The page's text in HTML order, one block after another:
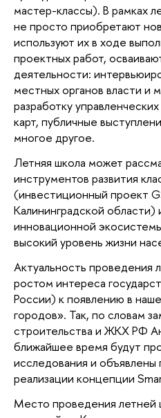
мастер-классы). В рамках
не просто приобретают
используют их в ходе
проектных работ,
деятельности:
местных органов власти и
разработку
карт, публичные
многое другое.
Летняя школа может
инструментов развития
(инвестиционный проект
Калининградской области)
инновационной
высокий уровень жизни
Актуальность проведения
ростом интереса
России) к появлению в
городов». Так, по словам
строительства и ЖКХ РФ
ближайшее время будут
исследования и
реализации концепции
Место проведения летней